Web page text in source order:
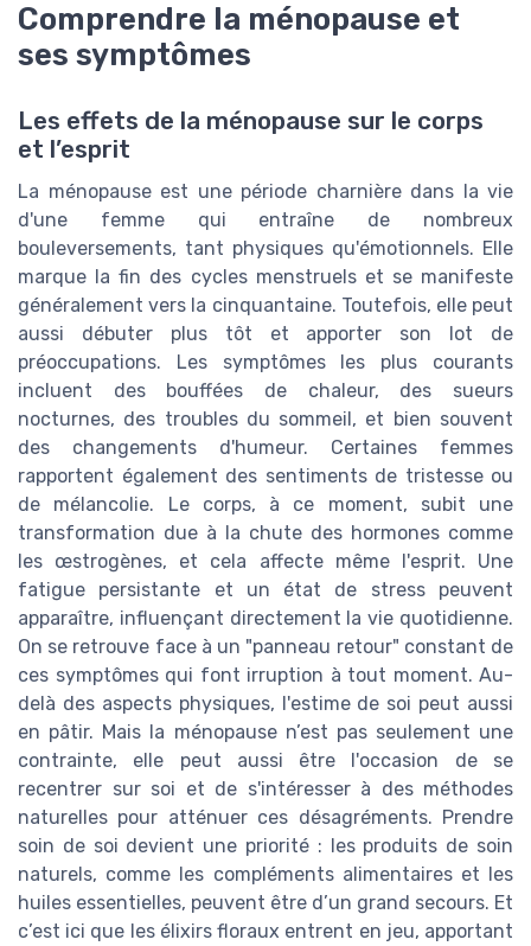
Comprendre la ménopause et
ses symptômes
Les effets de la ménopause sur le corps
et l’esprit
La ménopause est une période charnière dans la vie
d'une femme qui entraîne de nombreux
bouleversements, tant physiques qu'émotionnels. Elle
marque la fin des cycles menstruels et se manifeste
généralement vers la cinquantaine. Toutefois, elle peut
aussi débuter plus tôt et apporter son lot de
préoccupations. Les symptômes les plus courants
incluent des bouffées de chaleur, des sueurs
nocturnes, des troubles du sommeil, et bien souvent
des changements d'humeur. Certaines femmes
rapportent également des sentiments de tristesse ou
de mélancolie. Le corps, à ce moment, subit une
transformation due à la chute des hormones comme
les œstrogènes, et cela affecte même l'esprit. Une
fatigue persistante et un état de stress peuvent
apparaître, influençant directement la vie quotidienne.
On se retrouve face à un "panneau retour" constant de
ces symptômes qui font irruption à tout moment. Au-
delà des aspects physiques, l'estime de soi peut aussi
en pâtir. Mais la ménopause n’est pas seulement une
contrainte, elle peut aussi être l'occasion de se
recentrer sur soi et de s'intéresser à des méthodes
naturelles pour atténuer ces désagréments. Prendre
soin de soi devient une priorité : les produits de soin
naturels, comme les compléments alimentaires et les
huiles essentielles, peuvent être d’un grand secours. Et
c’est ici que les élixirs floraux entrent en jeu, apportant